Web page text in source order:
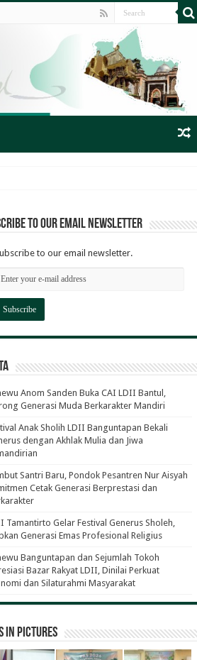
to our email newsletter
to our email newsletter.
Anom Sanden Buka CAI LDII Bantul,
Generasi Muda Berkarakter Mandiri
Anak Sholih LDII Banguntapan Bekali
dengan Akhlak Mulia dan Jiwa
Santri Baru, Pondok Pesantren Nur Aisyah
Cetak Generasi Berprestasi dan
Tamantirto Gelar Festival Generus Sholeh,
Generasi Emas Profesional Religius
Banguntapan dan Sejumlah Tokoh
Bazar Rakyat LDII, Dinilai Perkuat
dan Silaturahmi Masyarakat
in Pictures